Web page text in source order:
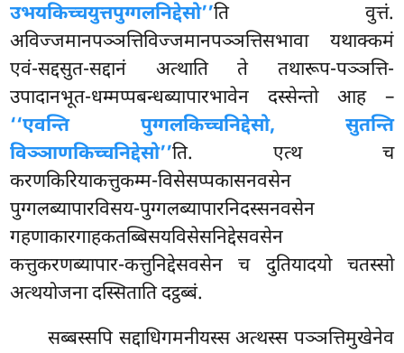
उभयकिच्चयुत्तपुग्गलनिद्देसो’’ति वुत्तं.
अविज्जमानपञ्ञत्तिविज्जमानपञ्ञत्तिसभावा यथाक्कमं
एवं-सद्दसुत-सद्दानं अत्थाति ते तथारूप-पञ्ञत्ति-
उपादानभूत-धम्मप्पबन्धब्यापारभावेन दस्सेन्तो आह –
‘‘एवन्ति पुग्गलकिच्चनिद्देसो, सुतन्ति
विञ्ञाणकिच्चनिद्देसो’’ति. एत्थ च
करणकिरियाकत्तुकम्म-विसेसप्पकासनवसेन
पुग्गलब्यापारविसय-पुग्गलब्यापारनिदस्सनवसेन
गहणाकारगाहकतब्बिसयविसेसनिद्देसवसेन
कत्तुकरणब्यापार-कत्तुनिद्देसवसेन च दुतियादयो चतस्सो
अत्थयोजना दस्सिताति दट्ठब्बं.
सब्बस्सपि सद्दाधिगमनीयस्स अत्थस्स पञ्ञत्तिमुखेनेव